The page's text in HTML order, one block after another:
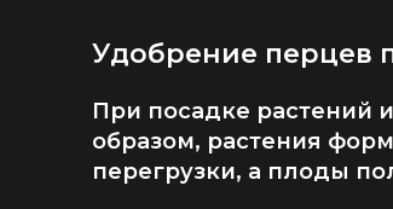
Удобрение перцев
При посадке растений
образом, растения
перегрузки, а плоды